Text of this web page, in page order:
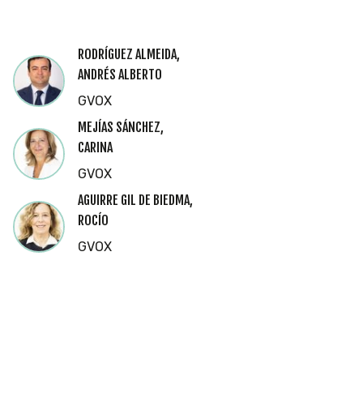
RODRÍGUEZ ALMEIDA,
ANDRÉS ALBERTO
GVOX
MEJÍAS SÁNCHEZ,
CARINA
GVOX
AGUIRRE GIL DE BIEDMA,
ROCÍO
GVOX